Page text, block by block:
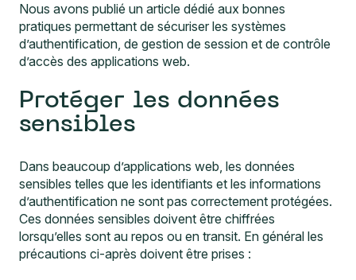
Nous avons publié un article dédié aux bonnes
pratiques permettant de sécuriser les systèmes
d’authentification, de gestion de session et de contrôle
d’accès des applications web.
Protéger les données
sensibles
Dans beaucoup d’applications web, les données
sensibles telles que les identifiants et les informations
d’authentification ne sont pas correctement protégées.
Ces données sensibles doivent être chiffrées
lorsqu’elles sont au repos ou en transit. En général les
précautions ci-après doivent être prises :